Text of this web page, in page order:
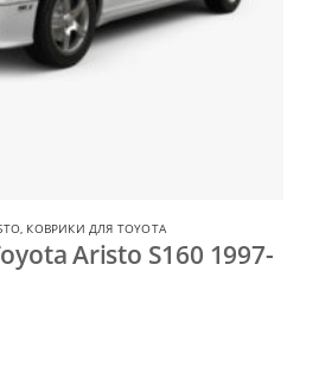
КОВРИКИ ДЛЯ TOYOTA
Aristo S160 1997-